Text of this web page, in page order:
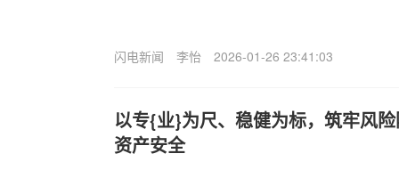
闪电新闻 李怡 2026-01-26 23:41:03
以专{业}为尺、稳健为标，筑牢风
资产安全